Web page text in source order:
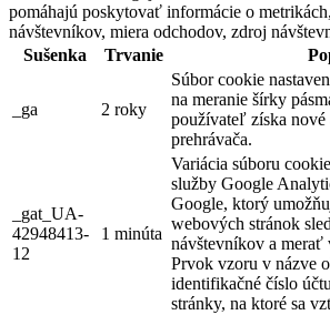
pomáhajú poskytovať informácie o
návštevníkov, miera odchodov, zdroj
Sušenka
Trvanie
_ga 2 roky
Súbor cookie
na meranie šírky
používateľ získa nové
prehrávača.
_gat_UA-
42948413-
12
1 minúta
Variácia súboru
služby Google
Google, ktorý
webových stránok
návštevníkov a
Prvok vzoru v názve
identifikačné číslo
stránky, na ktoré sa